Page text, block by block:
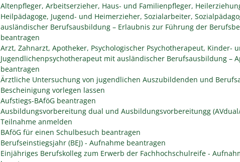
Altenpfleger, Arbeitserzieher, Haus- und Familienpfleger,
Heilpädagoge, Jugend- und Heimerzieher, Sozialarbeiter,
ausländischer Berufsausbildung – Erlaubnis zur Führung der
beantragen
Arzt, Zahnarzt, Apotheker, Psychologischer Psychotherapeut, Kinder-
Jugendlichenpsychotherapeut mit ausländischer Berufsausbildung –
beantragen
Ärztliche Untersuchung von jugendlichen Auszubildenden und
Bescheinigung vorlegen lassen
Aufstiegs-BAföG beantragen
Ausbildungsvorbereitung dual und Ausbildungsvorbereitungg (AVdual/
Teilnahme anmelden
BAföG für einen Schulbesuch beantragen
Berufseinstiegsjahr (BEJ) - Aufnahme beantragen
Einjähriges Berufskolleg zum Erwerb der Fachhochschulreife -